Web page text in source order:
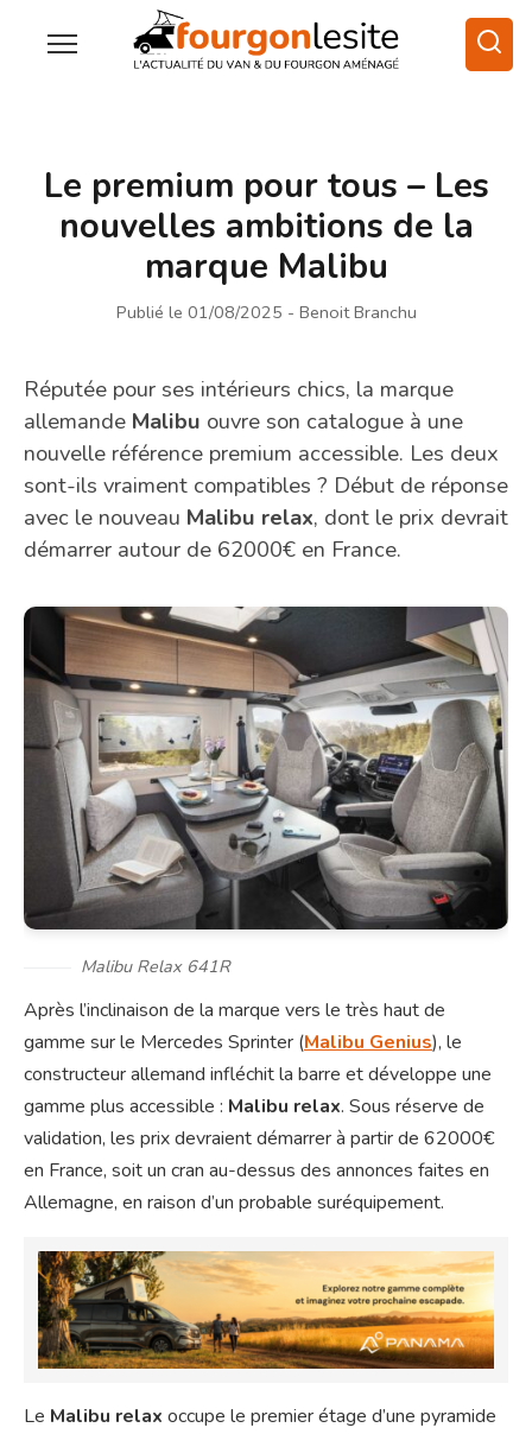
Le premium pour tous – Les
nouvelles ambitions de la
marque Malibu
Publié le 01/08/2025 - Benoit Branchu
Réputée pour ses intérieurs chics, la marque
allemande Malibu ouvre son catalogue à une
nouvelle référence premium accessible. Les deux
sont-ils vraiment compatibles ? Début de réponse
avec le nouveau Malibu relax, dont le prix devrait
démarrer autour de 62000€ en France.
Malibu Relax 641R
Après l’inclinaison de la marque vers le très haut de
gamme sur le Mercedes Sprinter (Malibu Genius), le
constructeur allemand infléchit la barre et développe une
gamme plus accessible : Malibu relax. Sous réserve de
validation, les prix devraient démarrer à partir de 62000€
en France, soit un cran au-dessus des annonces faites en
Allemagne, en raison d’un probable suréquipement.
Le Malibu relax occupe le premier étage d’une pyramide